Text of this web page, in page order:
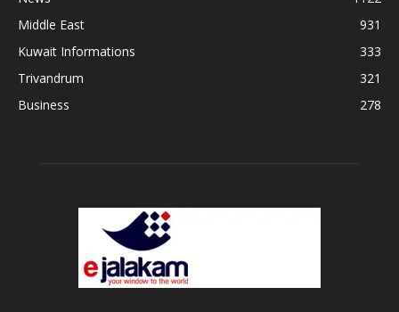
Middle East
931
Kuwait Informations
333
Trivandrum
321
Business
278